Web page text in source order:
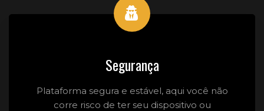
Segurança
Plataforma segura e estável, aqui você não
corre risco de ter seu dispositivo ou